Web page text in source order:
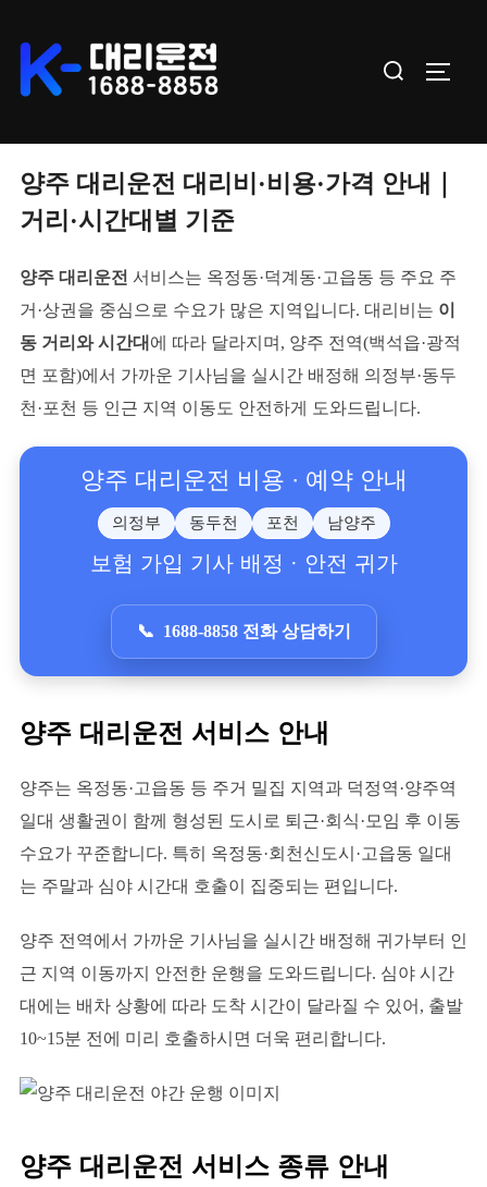
content
Search
양주 대리운전 대리비·비용·가격 안내｜
거리·시간대별 기준
양주 대리운전 서비스는 옥정동·덕계동·고읍동 등 주요 주
거·상권을 중심으로 수요가 많은 지역입니다. 대리비는 이
동 거리와 시간대 에 따라 달라지며, 양주 전역(백석읍·광적
면 포함)에서 가까운 기사님을 실시간 배정해 의정부·동두
천·포천 등 인근 지역 이동도 안전하게 도와드립니다.
양주 대리운전 비용 · 예약 안내
의정부 동두천 포천 남양주
보험 가입 기사 배정 · 안전 귀가
1688-8858 전화 상담하기
양주 대리운전 서비스 안내
양주는 옥정동·고읍동 등 주거 밀집 지역과 덕정역·양주역
일대 생활권이 함께 형성된 도시로 퇴근·회식·모임 후 이동
수요가 꾸준합니다. 특히 옥정동·회천신도시·고읍동 일대
는 주말과 심야 시간대 호출이 집중되는 편입니다.
양주 전역에서 가까운 기사님을 실시간 배정해 귀가부터 인
근 지역 이동까지 안전한 운행을 도와드립니다. 심야 시간
대에는 배차 상황에 따라 도착 시간이 달라질 수 있어, 출발
10~15분 전에 미리 호출하시면 더욱 편리합니다.
양주 대리운전 서비스 종류 안내